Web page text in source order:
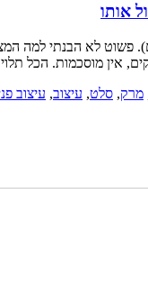
אותו
פשוט לא הבנתי למה
אין מוסכמות. הכל
מרק, סלט, עיצוב, עיצוב